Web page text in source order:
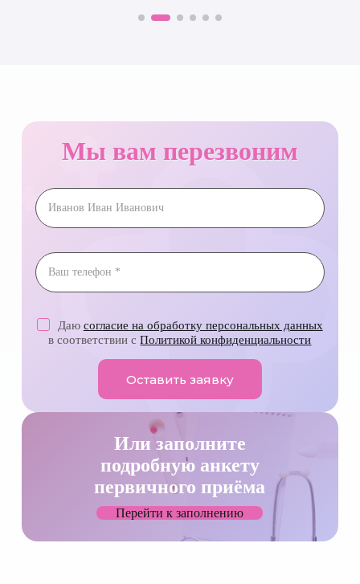
Мы вам перезвоним
Даю согласие на обработку персональных данных
в соответствии сПолитикой конфиденциальности
Оставить заявку
Или заполните
подробную анкету
первичного приёма
Перейти к заполнению